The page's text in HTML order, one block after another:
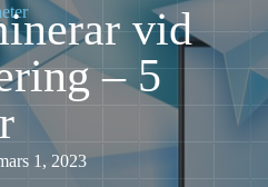
vid
– 5
1, 2023